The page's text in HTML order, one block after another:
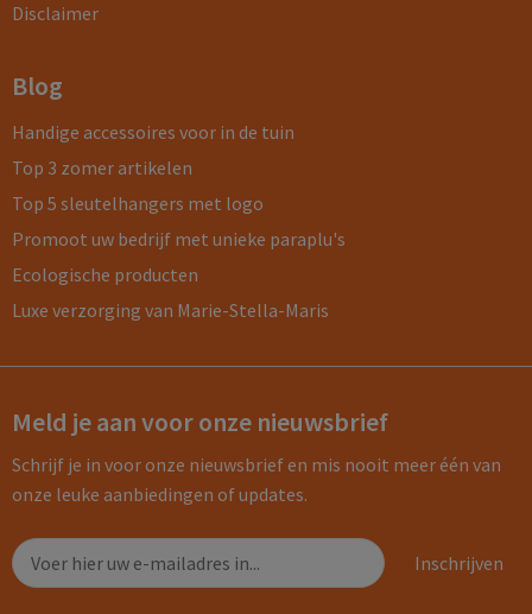
Disclaimer
Blog
Handige accessoires voor in de tuin
Top 3 zomer artikelen
Top 5 sleutelhangers met logo
Promoot uw bedrijf met unieke paraplu's
Ecologische producten
Luxe verzorging van Marie-Stella-Maris
Meld je aan voor onze nieuwsbrief
Schrijf je in voor onze nieuwsbrief en mis nooit meer één van
onze leuke aanbiedingen of updates.